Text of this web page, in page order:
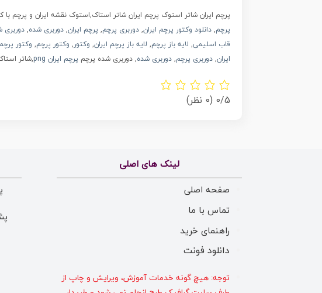
پرچم ایران شاتر استوک پرچم ایران شاتر استاک,استوک نقشه ایران و
پرچم, دانلود وکتور پرچم ایران, دوربری پرچم, پرچم ایران, دوربری شده, دوربری
قاب اسلیمی, لایه باز پرچم, لایه باز پرچم ایران, وکتور, وکتور پرچم, وکتور
ایران, دوربری پرچم, دوربری شده, دوربری شده پرچم پرچم ایران png ,شاتر
0/5 (0 نظر)
لینک های اصلی
صفحه اصلی
تماس با ما
راهنمای خرید
دانلود فونت
توجه: هیچ گونه خدمات آموزش، ویرایش و چاپ از